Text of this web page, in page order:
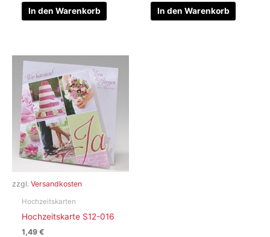
In den Warenkorb In den Warenkorb
zzgl. Versandkosten
Hochzeitskarten
Hochzeitskarte S12-016
1,49€